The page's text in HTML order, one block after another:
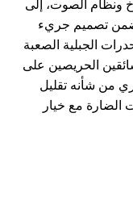
ونظام الصوت، إلى
ضمن تصميم جريء
الجبلية الصعبة
الحريصين على
من شأنه تقليل
الضارة مع خيار